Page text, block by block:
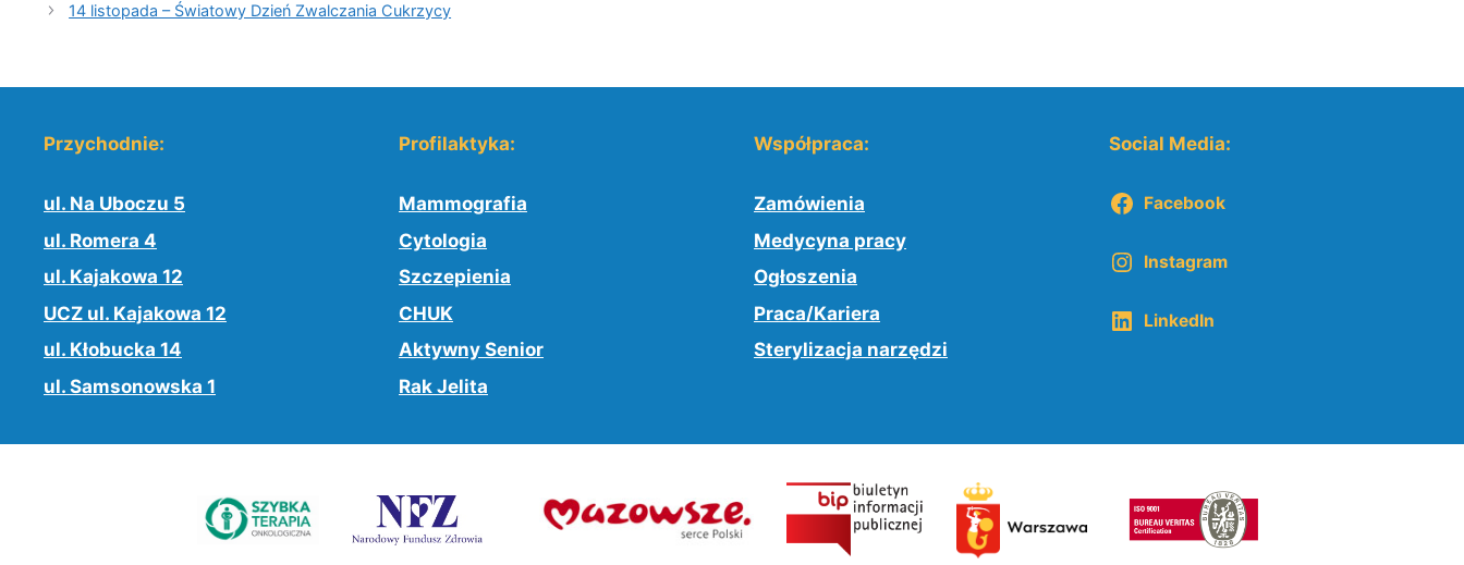
14 listopada – Światowy Dzień Zwalczania Cukrzycy
Przychodnie:
ul. Na Uboczu 5
ul. Romera 4
ul. Kajakowa 12
UCZ ul. Kajakowa 12
ul. Kłobucka 14
ul. Samsonowska 1
Profilaktyka:
Mammografia
Cytologia
Szczepienia
CHUK
Aktywny Senior
Rak Jelita
Współpraca:
Zamówienia
Medycyna pracy
Ogłoszenia
Praca/Kariera
Sterylizacja narzędzi
Social Media:
Facebook
Instagram
LinkedIn